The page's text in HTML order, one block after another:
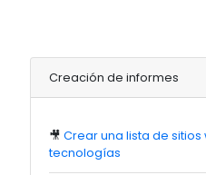
Creación de informes
🎥 Crear una lista de
tecnologías